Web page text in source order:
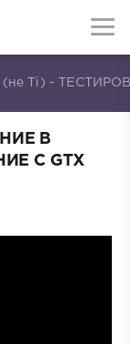
(не Ti) -
В
С GTX